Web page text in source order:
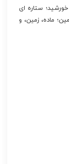
ستاره ای
ماده، زمین، و